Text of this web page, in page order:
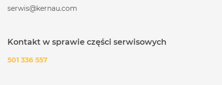
serwis@kernau.com
Kontakt w sprawie części serwisowych
501 336 557